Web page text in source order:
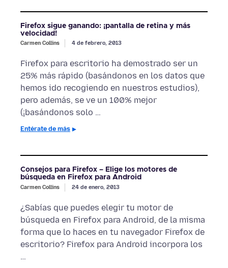
Firefox sigue ganando: ¡pantalla de retina y más
velocidad!
Carmen Collins 4 de febrero, 2013
Firefox para escritorio ha demostrado ser un
25% más rápido (basándonos en los datos que
hemos ido recogiendo en nuestros estudios),
pero además, se ve un 100% mejor
(¡basándonos solo …
Entérate de más
Consejos para Firefox – Elige los motores de
búsqueda en Firefox para Android
Carmen Collins 24 de enero, 2013
¿Sabías que puedes elegir tu motor de
búsqueda en Firefox para Android, de la misma
forma que lo haces en tu navegador Firefox de
escritorio? Firefox para Android incorpora los
…